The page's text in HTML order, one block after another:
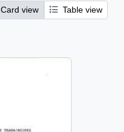
Card view Table view